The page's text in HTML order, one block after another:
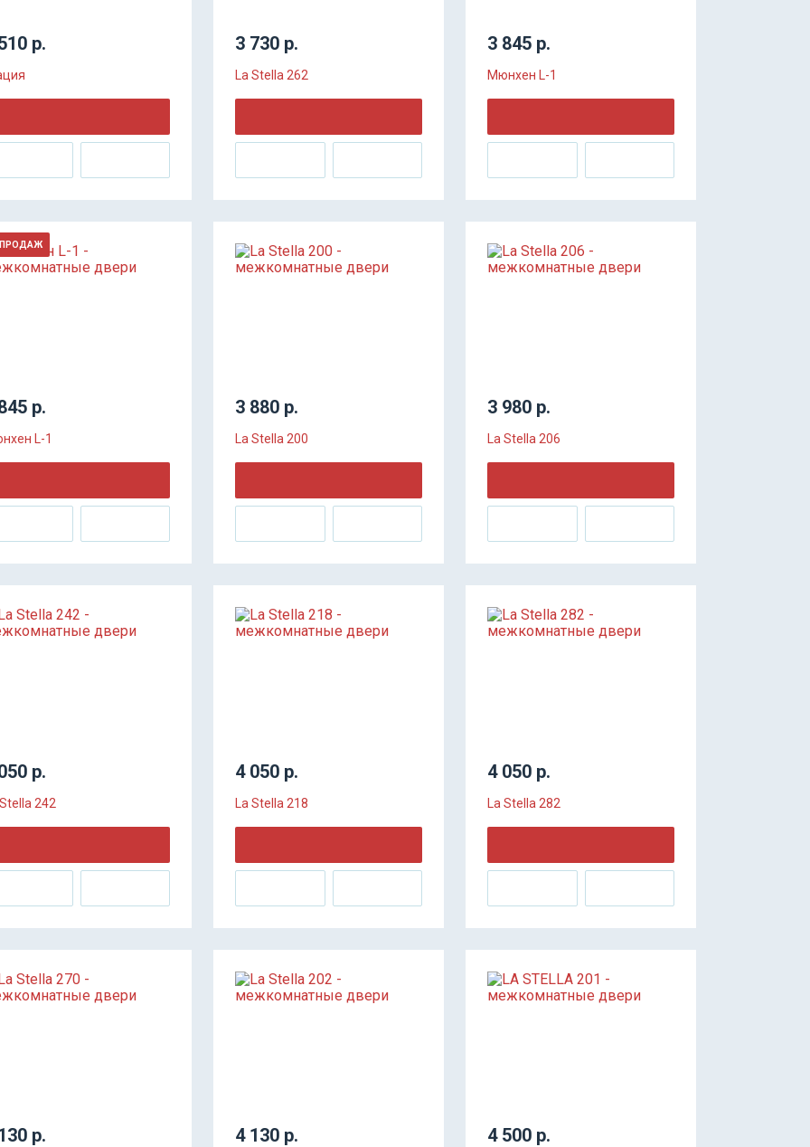
р. 3 730 р.
La Stella 262
3 845 р.
Мюнхен L-1
р.
L-1
ПРОДАЖ
3 880 р.
La Stella 200
3 980 р.
La Stella 206
р.
242
4 050 р.
La Stella 218
4 050 р.
La Stella 282
р. 4 130 р. 4 500 р.